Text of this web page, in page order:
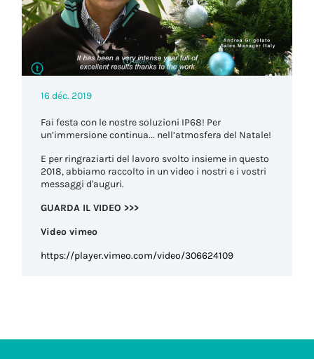
16 déc. 2019
Fai festa con le nostre soluzioni IP68! Per
un’immersione continua... nell’atmosfera del Natale!
E per ringraziarti del lavoro svolto insieme in questo
2018, abbiamo raccolto in un video i nostri e i vostri
messaggi d'auguri.
GUARDA IL VIDEO >>>
Video vimeo
https://player.vimeo.com/video/306624109